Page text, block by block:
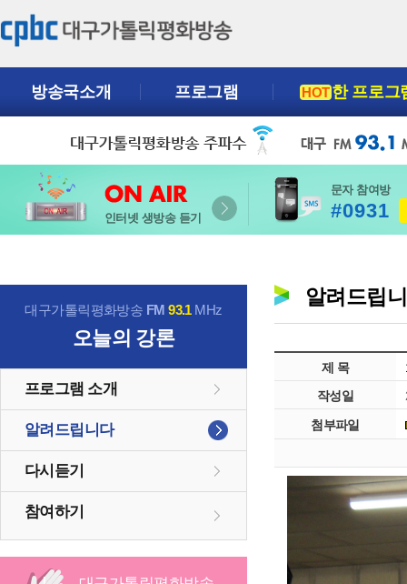
방송국소개 프로그램 HOT한 프로그
인터넷 생방송 듣기
문자 참여방
#0931
대구가톨릭평화방송 FM93.1MHz
오늘의 강론
프로그램 소개
알려드립니다
다시듣기
참여하기
알려드립
제 목
작성일
첨부파일